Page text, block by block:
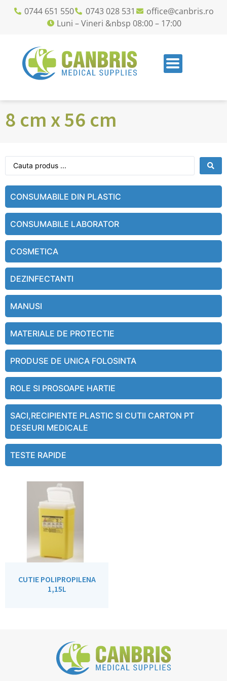
0744 651 550 0743 028 531
office@canbris.ro
Luni – Vineri &nbsp 08:00 – 17:00
8 cm x 56 cm
CONSUMABILE DIN PLASTIC
CONSUMABILE LABORATOR
COSMETICA
DEZINFECTANTI
MANUSI
MATERIALE DE PROTECTIE
PRODUSE DE UNICA FOLOSINTA
ROLE SI PROSOAPE HARTIE
SACI,RECIPIENTE PLASTIC SI CUTII CARTON PT
DESEURI MEDICALE
TESTE RAPIDE
CUTIE POLIPROPILENA
1,15L